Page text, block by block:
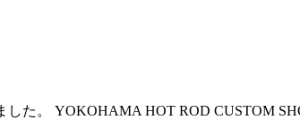
た。 YOKOHAMA HOT ROD CUSTOM